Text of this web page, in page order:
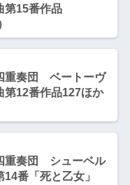
15番作品
重奏団 ベートーヴ
12番作品127ほか
重奏団 シューベル
番「死と乙女」